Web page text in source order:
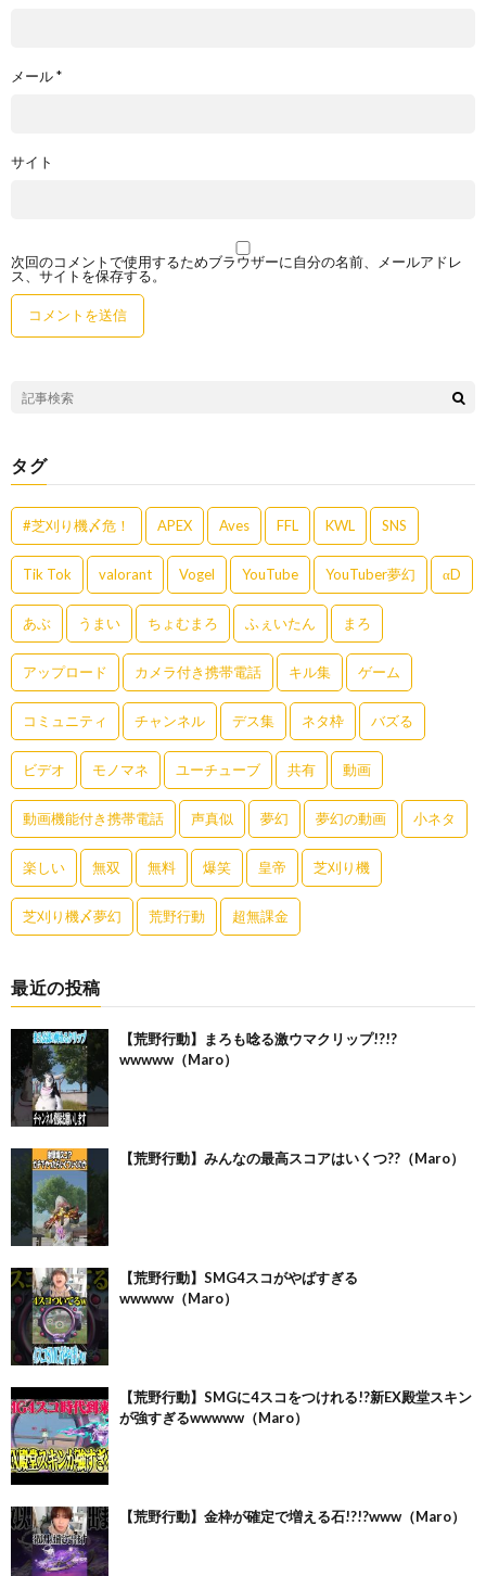
メール*
サイト
次回のコメントで使用するためブラウザーに自分の名前、メールアドレ
ス、サイトを保存する。
タグ
#芝刈り機〆危！ APEX Aves FFL KWL SNS
Tik Tok valorant Vogel YouTube YouTuber夢幻 αD
あぶ うまい ちょむまろ ふぇいたん まろ
アップロード カメラ付き携帯電話 キル集 ゲーム
コミュニティ チャンネル デス集 ネタ枠 バズる
ビデオ モノマネ ユーチューブ 共有 動画
動画機能付き携帯電話 声真似 夢幻 夢幻の動画 小ネタ
楽しい 無双 無料 爆笑 皇帝 芝刈り機
芝刈り機〆夢幻 荒野行動 超無課金
最近の投稿
【荒野行動】まろも唸る激ウマクリップ!?!?
wwwww（Maro）
【荒野行動】みんなの最高スコアはいくつ??（Maro）
【荒野行動】SMG4スコがやばすぎる
wwwww（Maro）
【荒野行動】SMGに4スコをつけれる!?新EX殿堂スキン
が強すぎるwwwww（Maro）
【荒野行動】金枠が確定で増える石!?!?www（Maro）